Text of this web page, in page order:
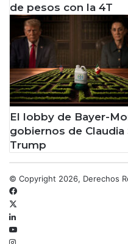
de pesos con la 4T
El lobby de Bayer-
gobiernos de
Trump
© Copyright 2026, Derechos